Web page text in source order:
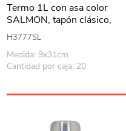
Termo 1L con asa color
SALMON, tapón clásico,
base antideslizante, Berlina
H3777SL
Medida: 9x31cm
Cantidad por caja: 20